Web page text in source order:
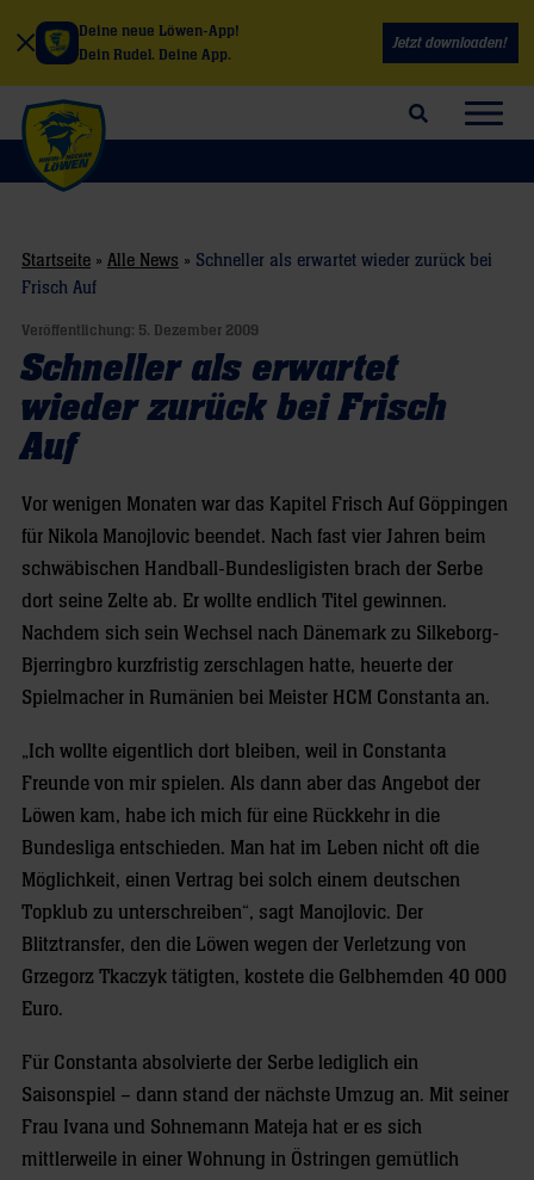
Deine neue Löwen-App!
Dein Rudel. Deine App.
Jetzt downloaden!
Suchfeld öffnen
Startseite » Alle News » Schneller als erwartet wieder zurück bei
Frisch Auf
Veröffentlichung: 5. Dezember 2009
Schneller als erwartet
wieder zurück bei Frisch
Auf
Vor wenigen Monaten war das Kapitel Frisch Auf Göppingen
für Nikola Manojlovic beendet. Nach fast vier Jahren beim
schwäbischen Handball-Bundesligisten brach der Serbe
dort seine Zelte ab. Er wollte endlich Titel gewinnen.
Nachdem sich sein Wechsel nach Dänemark zu Silkeborg-
Bjerringbro kurzfristig zerschlagen hatte, heuerte der
Spielmacher in Rumänien bei Meister HCM Constanta an.
„Ich wollte eigentlich dort bleiben, weil in Constanta
Freunde von mir spielen. Als dann aber das Angebot der
Löwen kam, habe ich mich für eine Rückkehr in die
Bundesliga entschieden. Man hat im Leben nicht oft die
Möglichkeit, einen Vertrag bei solch einem deutschen
Topklub zu unterschreiben“, sagt Manojlovic. Der
Blitztransfer, den die Löwen wegen der Verletzung von
Grzegorz Tkaczyk tätigten, kostete die Gelbhemden 40 000
Euro.
Für Constanta absolvierte der Serbe lediglich ein
Saisonspiel – dann stand der nächste Umzug an. Mit seiner
Frau Ivana und Sohnemann Mateja hat er es sich
mittlerweile in einer Wohnung in Östringen gemütlich